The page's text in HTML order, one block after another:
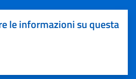
le informazioni su questa
stelle su 5
su 5
5